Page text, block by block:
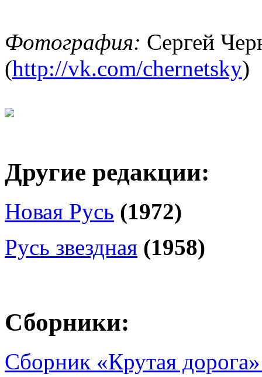
Фотография: Сергей
(http://vk.com/chernetsky)
Другие редакции:
Новая Русь (1972)
Русь звездная (1958)
Сборники:
Сборник «Крутая